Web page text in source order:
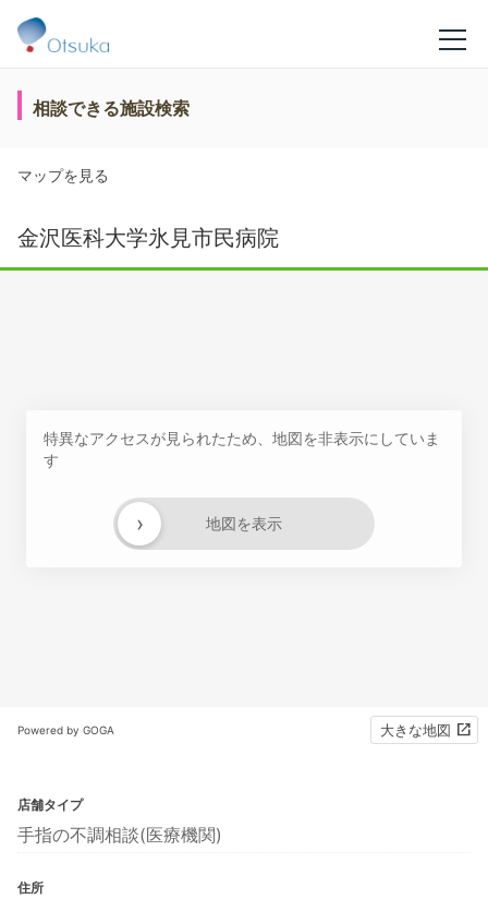
相談できる施設検索
マップを見る
金沢医科大学氷見市民病院
特異なアクセスが見られたため、地図を非表示にしていま
す
地図を表示
›
Powered by GOGA 大きな地図
店舗タイプ
手指の不調相談(医療機関)
住所